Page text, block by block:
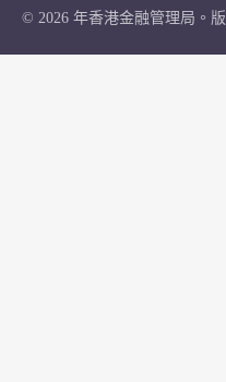
© 2026 年香港金融管理局。版